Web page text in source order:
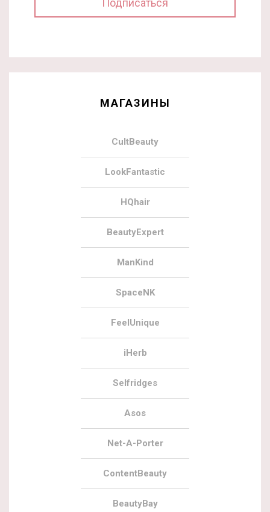
МАГАЗИНЫ
CultBeauty
LookFantastic
HQhair
BeautyExpert
ManKind
SpaceNK
FeelUnique
iHerb
Selfridges
Asos
Net-A-Porter
ContentBeauty
BeautyBay